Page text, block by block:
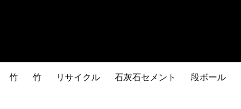
竹 竹 リサイクル 石灰石セメント 段ボール